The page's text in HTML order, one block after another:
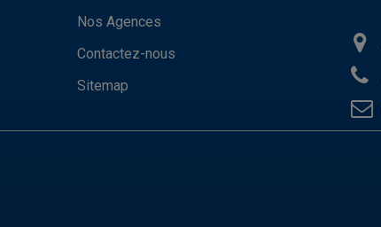
Nos Agences
Contactez-nous
Sitemap